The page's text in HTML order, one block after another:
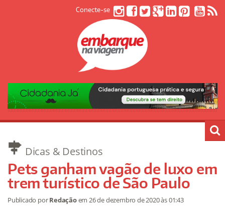
Conecte-se
Dicas & Destinos
Pets ganham vagão de luxo em
trem turístico de São Paulo
Publicado porRedaçãoem26 de dezembro de 2020às 01:43